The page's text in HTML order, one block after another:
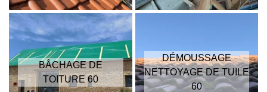
BÂCHAGE DE
TOITURE 60
DÉMOUSSAGE
NETTOYAGE DE TUILE
60